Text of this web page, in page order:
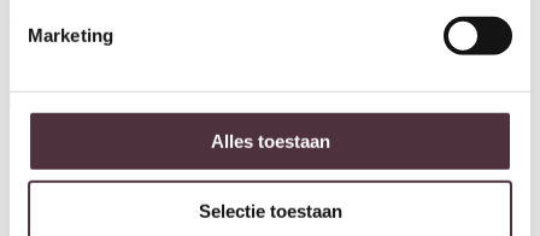
Marketing
Alles toestaan
Selectie toestaan